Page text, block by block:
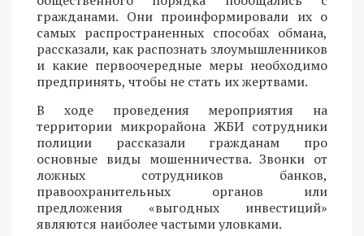
гражданами. Они проинформировали их о
самых распространенных способах обмана,
рассказали, как распознать злоумышленников
и какие первоочередные меры необходимо
предпринять, чтобы не стать их жертвами.
В ходе проведения мероприятия на
территории микрорайона ЖБИ сотрудники
полиции рассказали гражданам про
основные виды мошенничества. Звонки от
ложных сотрудников банков,
правоохранительных органов или
предложения «выгодных инвестиций»
являются наиболее частыми уловками.